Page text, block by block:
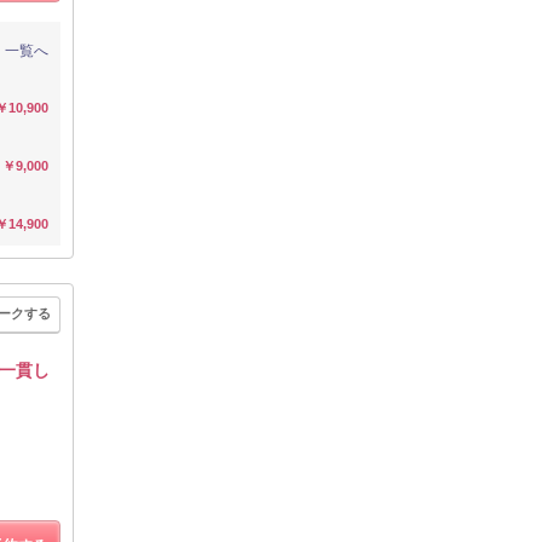
一覧へ
10,900
￥9,000
14,900
クする
貫し